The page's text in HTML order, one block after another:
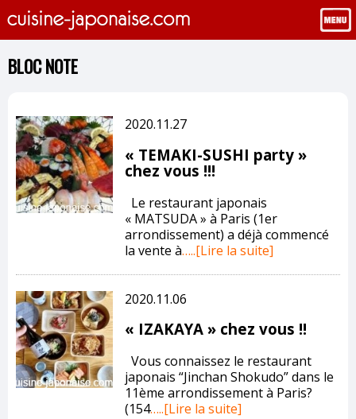
BLOC NOTE
2020.11.27
« TEMAKI-SUSHI party »
chez vous !!!
Le restaurant japonais
« MATSUDA » à Paris (1er
arrondissement) a déjà commencé
la vente à…..[Lire la suite]
2020.11.06
« IZAKAYA » chez vous !!
Vous connaissez le restaurant
japonais “Jinchan Shokudo” dans le
11ème arrondissement à Paris?
(154…..[Lire la suite]